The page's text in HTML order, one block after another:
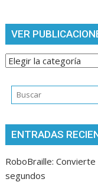
VER
Ver
por
tema
ENTRADAS
RoboBraille:
segundos